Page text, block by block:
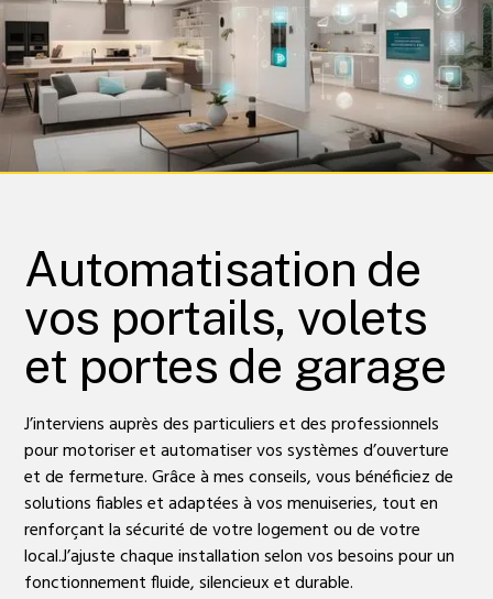
Automatisation de
vos portails, volets
et portes de garage
J’interviens auprès des particuliers et des professionnels
pour motoriser et automatiser vos systèmes d’ouverture
et de fermeture. Grâce à mes conseils, vous bénéficiez de
solutions fiables et adaptées à vos menuiseries, tout en
renforçant la sécurité de votre logement ou de votre
local.J’ajuste chaque installation selon vos besoins pour un
fonctionnement fluide, silencieux et durable.